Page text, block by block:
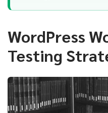
WordPress
Testing